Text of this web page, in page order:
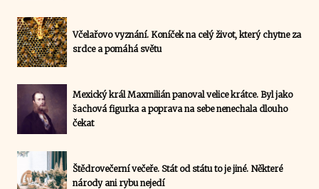
Včelařovo vyznání. Koníček na celý život, který chytne za
srdce a pomáhá světu
Mexický král Maxmilián panoval velice krátce. Byl jako
šachová figurka a poprava na sebe nenechala dlouho
čekat
Štědrovečerní večeře. Stát od státu to je jiné. Některé
národy ani rybu nejedí